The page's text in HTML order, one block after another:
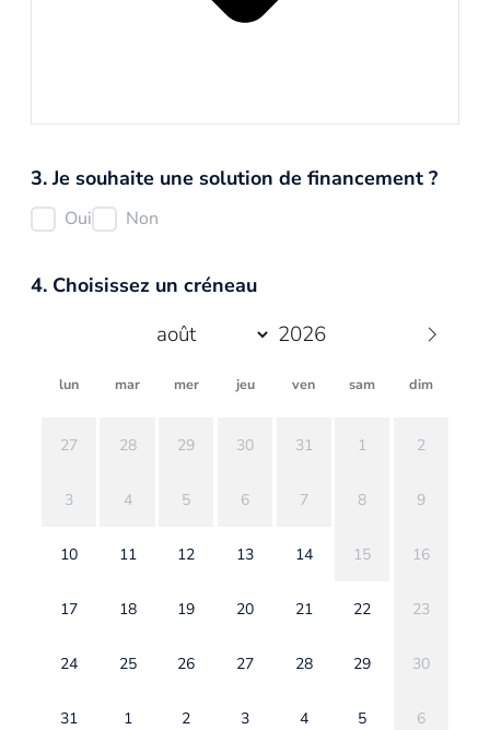
3. Je souhaite une solution de financement ?
Oui Non
4. Choisissez un créneau
lun mar mer jeu ven sam dim
27 28 29 30 31 1 2
3 4 5 6 7 8 9
10 11 12 13 14 15 16
17 18 19 20 21 22 23
24 25 26 27 28 29 30
31 1 2 3 4 5 6